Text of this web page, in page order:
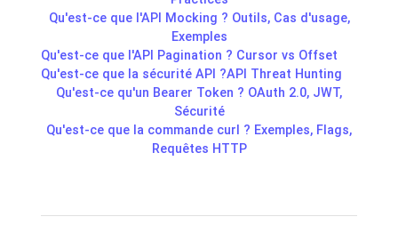
Qu'est-ce que l'API Mocking ? Outils, Cas d'usage,
Exemples
Qu'est-ce que l'API Pagination ? Cursor vs Offset
Qu'est-ce que la sécurité API ?API Threat Hunting
Qu'est-ce qu'un Bearer Token ? OAuth 2.0, JWT,
Sécurité
Qu'est-ce que la commande curl ? Exemples, Flags,
Requêtes HTTP